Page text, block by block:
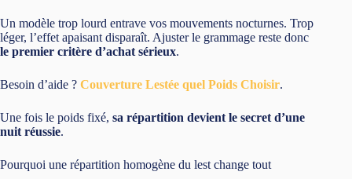
Un modèle trop lourd entrave vos mouvements nocturnes. Trop
léger, l’effet apaisant disparaît. Ajuster le grammage reste donc
le premier critère d’achat sérieux.
Besoin d’aide ? Couverture Lestée quel Poids Choisir.
Une fois le poids fixé, sa répartition devient le secret d’une
nuit réussie.
Pourquoi une répartition homogène du lest change tout